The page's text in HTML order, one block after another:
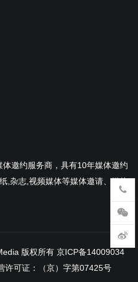
邀约服务商，具有10年媒体邀约
,杂志,视频媒体等媒体邀请、媒体
版权所有 京ICP备14009034
许可证：（京）字第07425号